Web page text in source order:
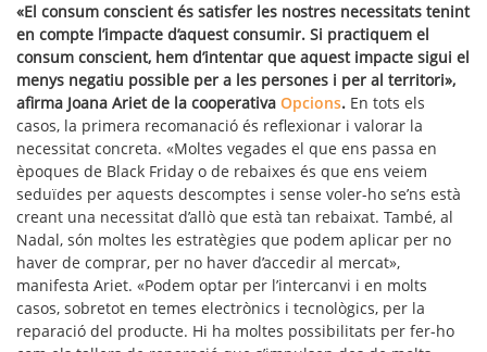
«El consum conscient és satisfer les nostres necessitats tenint
en compte l’impacte d’aquest consumir. Si practiquem el
consum conscient, hem d’intentar que aquest impacte sigui el
menys negatiu possible per a les persones i per al territori»,
afirma Joana Ariet de la cooperativa Opcions. En tots els
casos, la primera recomanació és reflexionar i valorar la
necessitat concreta. «Moltes vegades el que ens passa en
èpoques de Black Friday o de rebaixes és que ens veiem
seduïdes per aquests descomptes i sense voler-ho se’ns està
creant una necessitat d’allò que està tan rebaixat. També, al
Nadal, són moltes les estratègies que podem aplicar per no
haver de comprar, per no haver d’accedir al mercat»,
manifesta Ariet. «Podem optar per l’intercanvi i en molts
casos, sobretot en temes electrònics i tecnològics, per la
reparació del producte. Hi ha moltes possibilitats per fer-ho